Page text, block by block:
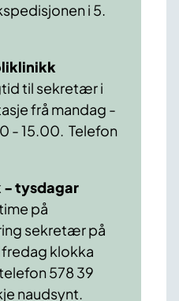
i 5.
til sekretær i
frå mandag -
- 15.00. Telefon
- tysdagar
på
sekretær på
klokka
578 39
naudsynt.